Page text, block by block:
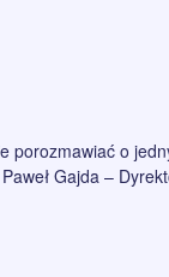
porozmawiać o
Gajda –